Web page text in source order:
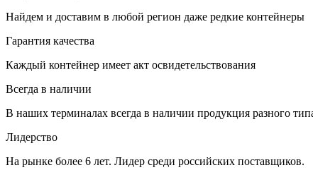
Найдем и доставим в любой регион даже редкие контейнеры
Гарантия качества
Каждый контейнер имеет акт освидетельствования
Всегда в наличии
В наших терминалах всегда в наличии продукция разного
Лидерство
На рынке более 6 лет. Лидер среди российских поставщиков.